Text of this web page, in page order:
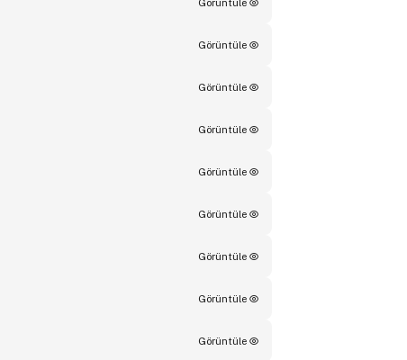
Görüntüle
Görüntüle
Görüntüle
Görüntüle
Görüntüle
Görüntüle
Görüntüle
Görüntüle